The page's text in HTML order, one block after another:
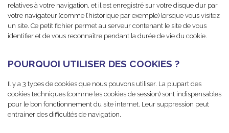
relatives à votre navigation, et il est enregistré sur votre disque dur par
votre navigateur (comme l’historique par exemple) lorsque vous visitez
un site. Ce petit fichier permet au serveur contenant le site de vous
identifier et de vous reconnaître pendant la durée de vie du cookie.
POURQUOI UTILISER DES COOKIES ?
Il y a 3 types de cookies que nous pouvons utiliser. La plupart des
cookies techniques (comme les cookies de session) sont indispensables
pour le bon fonctionnement du site internet. Leur suppression peut
entrainer des difficultés de navigation.